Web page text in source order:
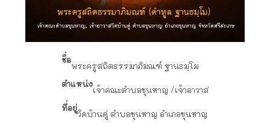
ชื่อ
พระครูสถิตธรรมาภิมณฑ์ ฐานธมฺโม
ตำแหน่ง
เจ้าคณะตำบลขุนหาญ /เจ้าอาวาส
ที่อยู่
วัดบ้านดู่ ตำบลขุนหาญ อำเภอขุนหาญ